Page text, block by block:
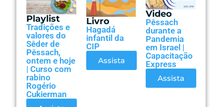
Playlist
Tradições e
valores do
Sêder de
Pêssach,
ontem e hoje
| Curso com
rabino
Rogério
Cukierman
Livro
Hagadá
infantil da
CIP
Assista
Video
Pêssach
durante a
Pandemia
em Israel |
Capacitação
Express
Assista